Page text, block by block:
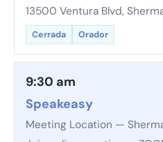
13500 Ventura Blvd,
Cerrada Orador
9:30 am
Speakeasy
Meeting Location —